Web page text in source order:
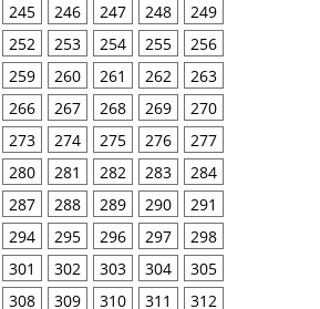
245 246 247 248
249
252 253 254 255
256
259 260 261 262
263
266 267 268 269
270
273 274 275 276
277
280 281 282 283
284
287 288 289 290
291
294 295 296 297
298
301 302 303 304
305
308 309 310 311
312